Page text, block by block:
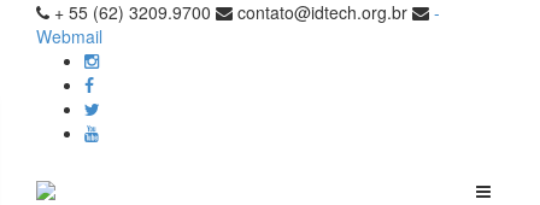
+ 55 (62) 3209.9700 contato@idtech.org.br
-
Webmail
Toggle